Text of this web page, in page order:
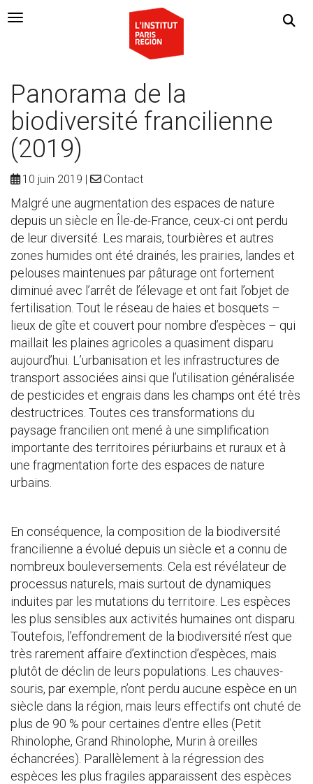
Navigation Toggle
Panorama de la
biodiversité francilienne
(2019)
10 juin 2019 Contact
Malgré une augmentation des espaces de nature
depuis un siècle en Île-de-France, ceux-ci ont perdu
de leur diversité. Les marais, tourbières et autres
zones humides ont été drainés, les prairies, landes et
pelouses maintenues par pâturage ont fortement
diminué avec l’arrêt de l’élevage et ont fait l’objet de
fertilisation. Tout le réseau de haies et bosquets –
lieux de gîte et couvert pour nombre d’espèces – qui
maillait les plaines agricoles a quasiment disparu
aujourd’hui. L’urbanisation et les infrastructures de
transport associées ainsi que l’utilisation généralisée
de pesticides et engrais dans les champs ont été très
destructrices. Toutes ces transformations du
paysage francilien ont mené à une simplification
importante des territoires périurbains et ruraux et à
une fragmentation forte des espaces de nature
urbains.
En conséquence, la composition de la biodiversité
francilienne a évolué depuis un siècle et a connu de
nombreux bouleversements. Cela est révélateur de
processus naturels, mais surtout de dynamiques
induites par les mutations du territoire. Les espèces
les plus sensibles aux activités humaines ont disparu.
Toutefois, l’effondrement de la biodiversité n’est que
très rarement affaire d’extinction d’espèces, mais
plutôt de déclin de leurs populations. Les chauves-
souris, par exemple, n’ont perdu aucune espèce en un
siècle dans la région, mais leurs effectifs ont chuté de
plus de 90 % pour certaines d’entre elles (Petit
Rhinolophe, Grand Rhinolophe, Murin à oreilles
échancrées). Parallèlement à la régression des
espèces les plus fragiles apparaissent des espèces